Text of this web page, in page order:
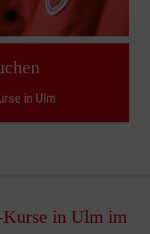
in Ulm
in Ulm im